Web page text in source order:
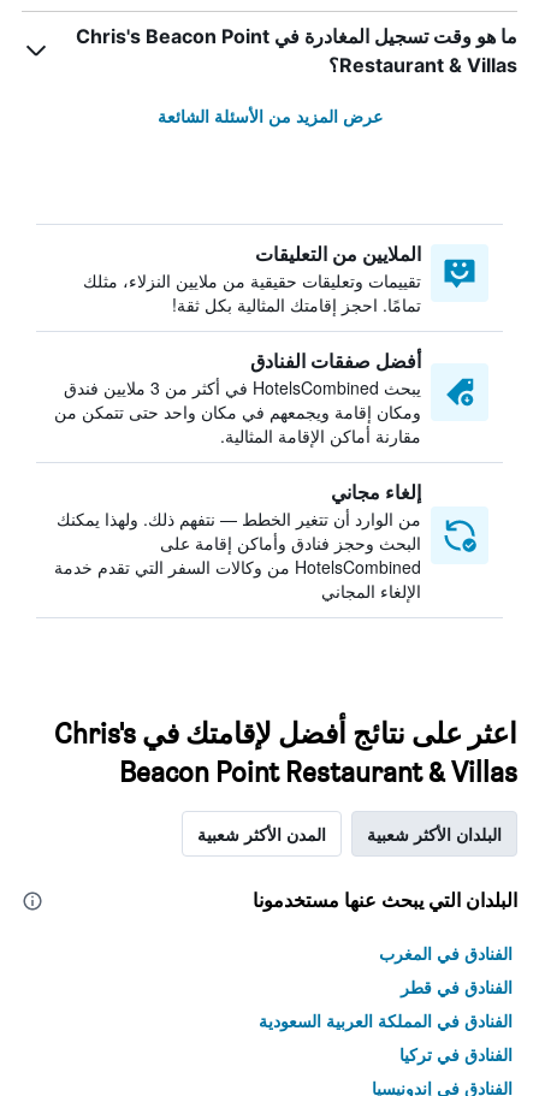
ما هو وقت تسجيل المغادرة في Chris's Beacon Point
Restaurant & Villas؟
عرض المزيد من الأسئلة الشائعة
الملايين من التعليقات
تقييمات وتعليقات حقيقية من ملايين النزلاء، مثلك
تمامًا. احجز إقامتك المثالية بكل ثقة!
أفضل صفقات الفنادق
يبحث HotelsCombined في أكثر من 3 ملايين فندق
ومكان إقامة ويجمعهم في مكان واحد حتى تتمكن من
مقارنة أماكن الإقامة المثالية.
إلغاء مجاني
من الوارد أن تتغير الخطط — نتفهم ذلك. ولهذا يمكنك
البحث وحجز فنادق وأماكن إقامة على
HotelsCombined من وكالات السفر التي تقدم خدمة
الإلغاء المجاني
اعثر على نتائج أفضل لإقامتك في Chris's
Beacon Point Restaurant & Villas
البلدان الأكثر شعبية المدن الأكثر شعبية
البلدان التي يبحث عنها مستخدمونا
الفنادق في المغرب
الفنادق في قطر
الفنادق في المملكة العربية السعودية
الفنادق في تركيا
الفنادق في إندونيسيا